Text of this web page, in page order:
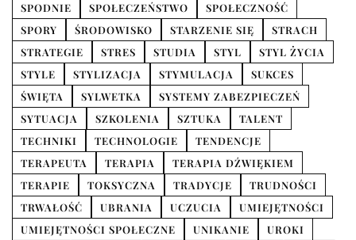
SPODNIE
SPOŁECZEŃSTWO
SPOŁECZNOŚĆ
SPORY
ŚRODOWISKO STARZENIE SIĘ
STRACH
STRATEGIE
STRES STUDIA STYL
STYL ŻYCIA
STYLE
STYLIZACJA STYMULACJA
SUKCES
ŚWIĘTA
SYLWETKA
SYSTEMY ZABEZPIECZEŃ
SYTUACJA
SZKOLENIA SZTUKA
TALENT
TECHNIKI
TECHNOLOGIE
TENDENCJE
TERAPEUTA
TERAPIA
TERAPIA DŹWIĘKIEM
TERAPIE
TOKSYCZNA TRADYCJE
TRUDNOŚCI
TRWAŁOŚĆ
UBRANIA UCZUCIA
UMIEJĘTNOŚCI
UMIEJĘTNOŚCI SPOŁECZNE
UNIKANIE
UROKI